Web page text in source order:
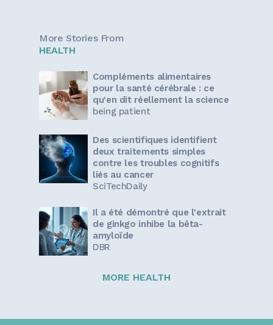
More Stories From
HEALTH
Compléments alimentaires
pour la santé cérébrale : ce
qu'en dit réellement la science
being patient
Des scientifiques identifient
deux traitements simples
contre les troubles cognitifs
liés au cancer
SciTechDaily
Il a été démontré que l'extrait
de ginkgo inhibe la bêta-
amyloïde
DBR
MORE HEALTH